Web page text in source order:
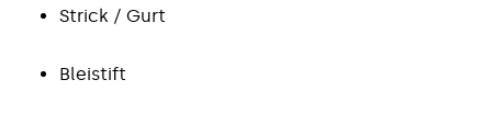
Strick / Gurt
Bleistift